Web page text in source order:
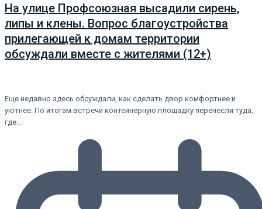
На улице Профсоюзная высадили сирень,
липы и клены. Вопрос благоустройства
прилегающей к домам территории
обсуждали вместе с жителями (12+)
Еще недавно здесь обсуждали, как сделать двор комфортнее и
уютнее. По итогам встречи контейнерную площадку перенесли туда,
где…